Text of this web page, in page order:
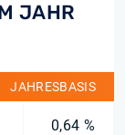
JAHR
JAHRESBASIS
0,64 %